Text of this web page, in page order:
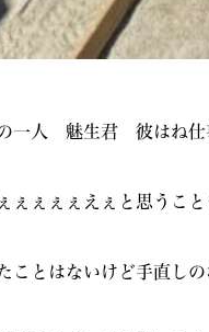
一人 魅生君 彼はね仕
ぇぇぇぇえぇと思うこ
ことはないけど手直しの